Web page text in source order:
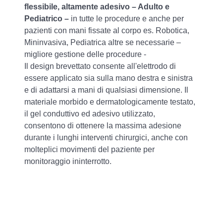
flessibile, altamente adesivo – Adulto e
Pediatrico – in tutte le procedure e anche per
pazienti con mani fissate al corpo es. Robotica,
Mininvasiva, Pediatrica altre se necessarie –
migliore gestione delle procedure -
Il design brevettato consente all'elettrodo di
essere applicato sia sulla mano destra e sinistra
e di adattarsi a mani di qualsiasi dimensione. Il
materiale morbido e dermatologicamente testato,
il gel conduttivo ed adesivo utilizzato,
consentono di ottenere la massima adesione
durante i lunghi interventi chirurgici, anche con
molteplici movimenti del paziente per
monitoraggio ininterrotto.